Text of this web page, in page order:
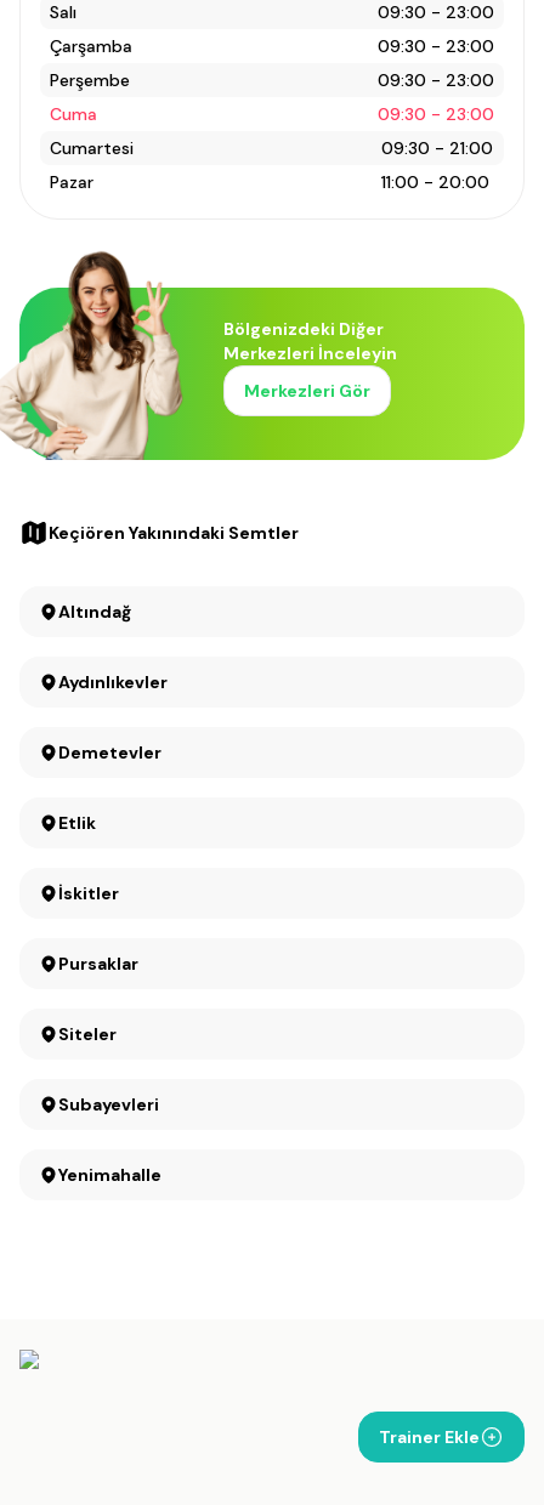
Salı
09:30 - 23:00
Çarşamba
09:30 - 23:00
Perşembe
09:30 - 23:00
Cuma
09:30 - 23:00
Cumartesi
09:30 - 21:00
Pazar
11:00 - 20:00
Bölgenizdeki Diğer
Merkezleri İnceleyin
Merkezleri Gör
Keçiören Yakınındaki Semtler
Altındağ
Aydınlıkevler
Demetevler
Etlik
İskitler
Pursaklar
Siteler
Subayevleri
Yenimahalle
Trainer Ekle